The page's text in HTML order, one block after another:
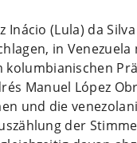
Inácio (Lula) da
in
Manuel López
und die
der